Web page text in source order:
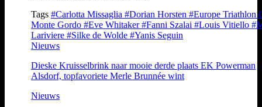
Tags #Carlotta Missaglia #Dorian Horsten #Europe Triathlon
Monte Gordo #Eve Whitaker#Fanni Szalai #Louis Vitiello
Lariviere #Silke de Wolde #Yanis Seguin
Nieuws
Dieske Kruisselbrink naar mooie derde plaats EK Powerman
Alsdorf, topfavoriete Merle Brunnée wint
Nieuws